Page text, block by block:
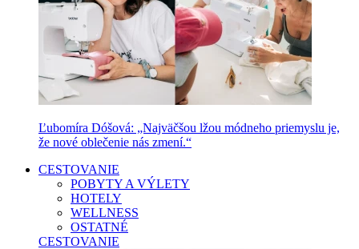
Ľubomíra Dóšová: „Najväčšou lžou módneho priemyslu je,
že nové oblečenie nás zmení.“
CESTOVANIE
POBYTY A VÝLETY
HOTELY
WELLNESS
OSTATNÉ
CESTOVANIE